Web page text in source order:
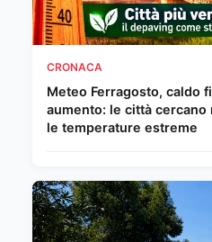
CRONACA
Meteo Ferragosto, caldo
aumento: le città
le temperature estreme